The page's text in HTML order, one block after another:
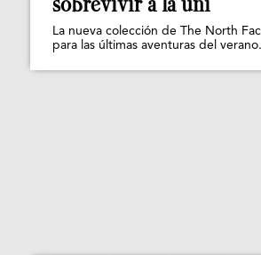
La nueva colección de The North
para las últimas aventuras del